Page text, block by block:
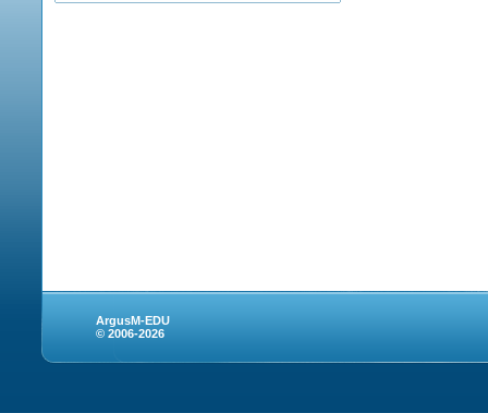
ArgusM-EDU
© 2006-2026